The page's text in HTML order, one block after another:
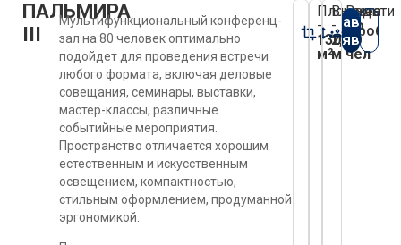
ПАЛЬМИРА
III
Мультифункциональный конференц-
зал на 80 человек оптимально
подойдет для проведения встречи
любого формата, включая деловые
совещания, семинары, выставки,
мастер-классы, различные
событийные мероприятия.
Пространство отличается хорошим
естественным и искусственным
освещением, компактностью,
стильным оформлением, продуманной
эргономикой.
Площадь
-
130
м²
Высота
-
2,8
м
до
80
чел
Оставить
заявку